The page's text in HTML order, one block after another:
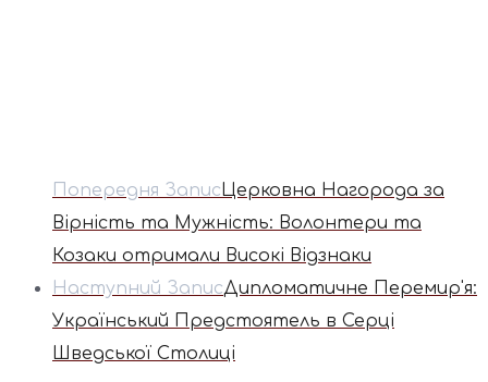
Попередня Запис Церковна Нагорода за
Вірність та Мужність: Волонтери та
Козаки отримали Високі Відзнаки
Наступний ЗаписДипломатичне Перемир'я:
Український Предстоятель в Серці
Шведської Столиці